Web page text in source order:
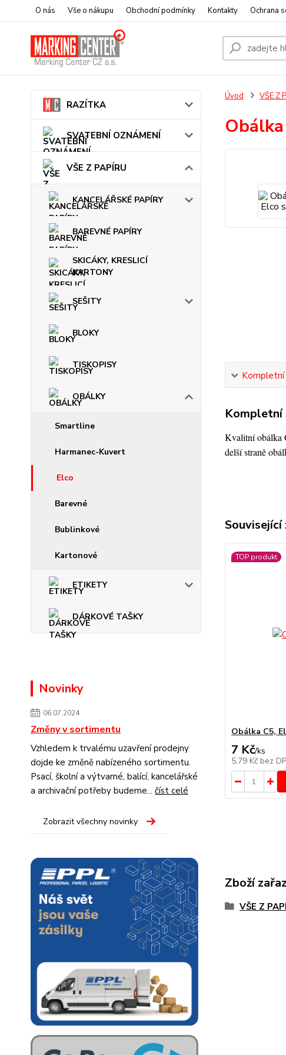
O nás Vše o nákupu Obchodní podmínky Kontakty Ochrana
RAZÍTKA
SVATEBNÍ OZNÁMENÍ
VŠE Z PAPÍRU
KANCELÁŘSKÉ PAPÍRY
BAREVNÉ PAPÍRY
SKICÁKY, KRESLICÍ
KARTONY
SEŠITY
BLOKY
TISKOPISY
OBÁLKY
Smartline
Harmanec-Kuvert
Elco
Barevné
Bublinkové
Kartonové
ETIKETY
DÁRKOVÉ TAŠKY
Novinky
06.07.2024
Změny v sortimentu
Vzhledem k trvalému uzavření prodejny
dojde ke změně nabízeného sortimentu.
Psací, školní a výtvarné, balící, kancelářské
a archivační potřeby budeme... číst celé
Zobrazit všechny novinky
Úvod VŠE Z
Kompletní
Kompletní
Kvalitní obálka
delší straně
Související
TOP produkt
Obálka C5,
7 Kč/ks
5,79 Kč bez
Zboží
VŠE Z